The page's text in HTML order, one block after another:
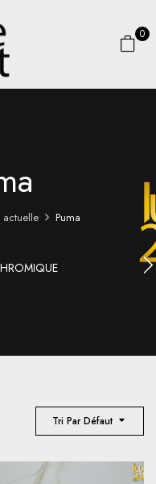
0
actuelle Puma
Tri Par Défaut